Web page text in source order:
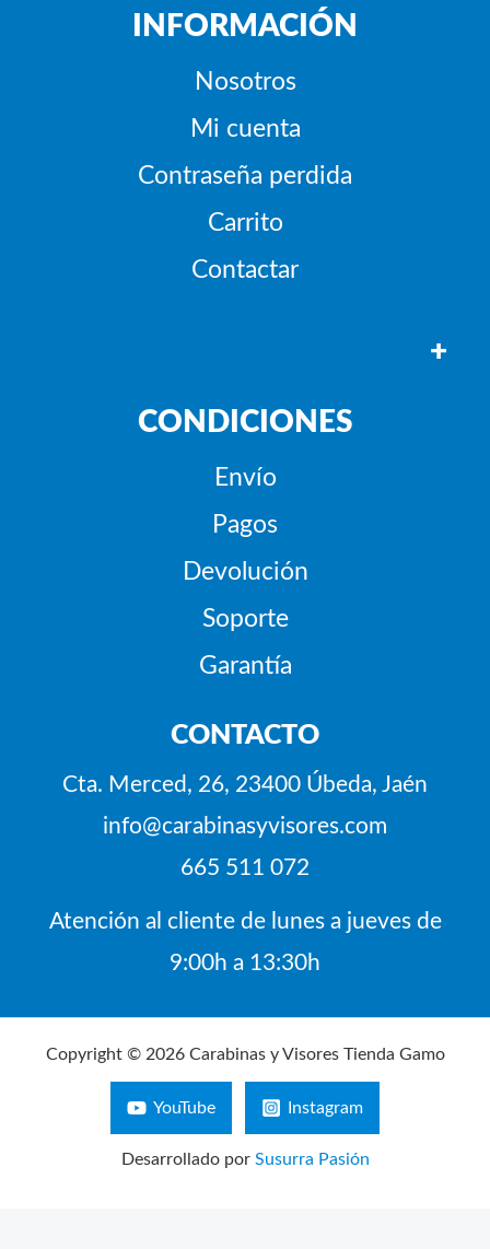
INFORMACIÓN
Nosotros
Mi cuenta
Contraseña perdida
Carrito
Contactar
+
CONDICIONES
Envío
Pagos
Devolución
Soporte
Garantía
CONTACTO
Cta. Merced, 26, 23400 Úbeda, Jaén
info@carabinasyvisores.com
665 511 072
Atención al cliente de lunes a jueves de
9:00h a 13:30h
Copyright © 2026 Carabinas y Visores Tienda Gamo
YouTube Instagram
Desarrollado por Susurra Pasión